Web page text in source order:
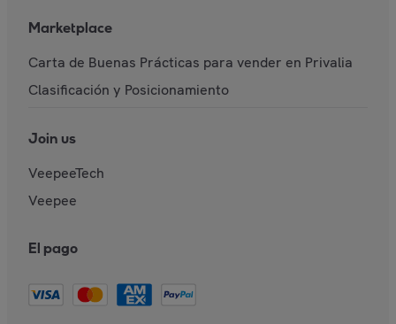
Marketplace
Carta de Buenas Prácticas para vender en Privalia
Clasificación y Posicionamiento
Join us
VeepeeTech
Veepee
El pago